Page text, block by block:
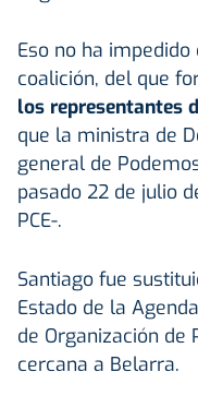
Eso no ha
coalición, del que
los representantes
que la ministra de
general de
pasado 22 de julio
PCE-.
Santiago fue
Estado de la
de Organización de
cercana a Belarra.